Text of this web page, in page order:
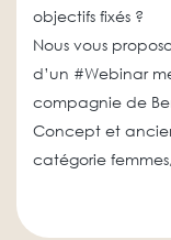
objectifs fixés ?
Nous vous
d’un #Webinar
compagnie de
Concept et
catégorie